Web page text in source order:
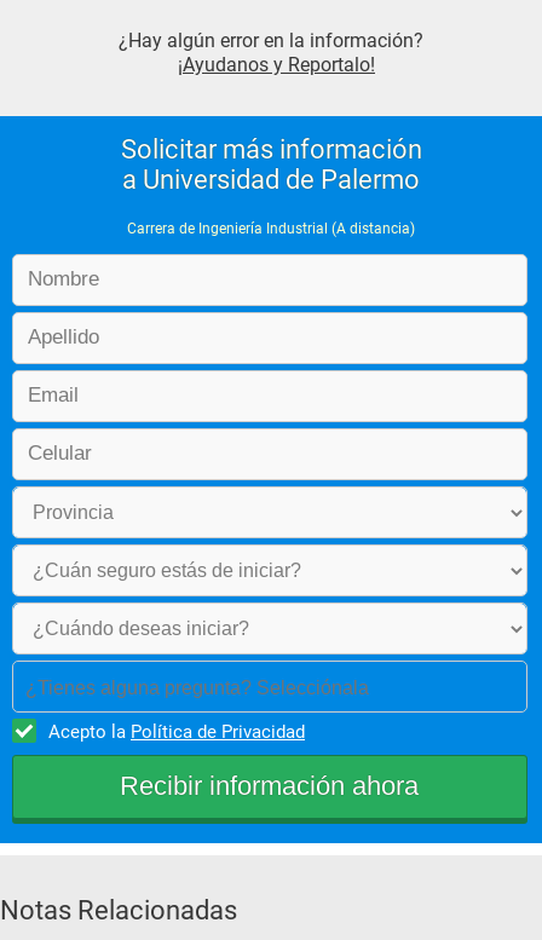
¿Hay algún error en la información?
¡Ayudanos y Reportalo!
Solicitar más información
a Universidad de Palermo
Carrera de Ingeniería Industrial (A distancia)
¿Tienes alguna pregunta? Selecciónala
Acepto la Política de Privacidad
Notas Relacionadas